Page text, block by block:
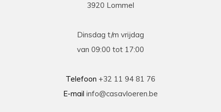
3920 Lommel
Dinsdag t/m vrijdag
van 09:00 tot 17:00
Telefoon +32 11 94 81 76
E-mail info@casavloeren.be